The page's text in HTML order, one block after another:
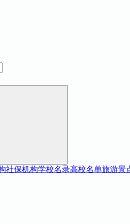
社保机构学校名录高校名单旅游景